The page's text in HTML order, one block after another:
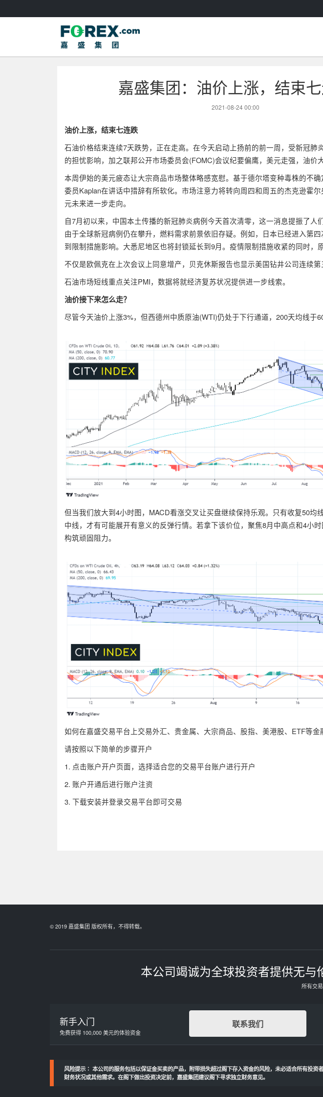
嘉盛集团：油价上涨，结束
2021-08-24 00:00
油价上涨，结束七连跌
石油价格结束连续7天跌势，正在走高。在今天启动上扬前的前一周，受新冠肺
的担忧影响，加之联邦公开市场委员会(FOMC)会议纪要偏鹰，美元走强，油价大
本周伊始的美元疲态让大宗商品市场整体略感宽慰。基于德尔塔变种毒株的不
委员Kaplan在讲话中措辞有所软化。市场注意力将转向周四和周五的杰克逊霍
元未来进一步走向。
自7月初以来，中国本土传播的新冠肺炎病例今天首次清零，这一消息提振了人
由于全球新冠病例仍在攀升，燃料需求前景依旧存疑。例如，日本已经进入第
到限制措施影响。大悉尼地区也将封锁延长到9月。疫情限制措施收紧的同时，
不仅是欧佩克在上次会议上同意增产，贝克休斯报告也显示美国钻井公司连续第
石油市场短线重点关注PMI，数据将就经济复苏状况提供进一步线索。
油价接下来怎么走？
尽管今天油价上涨3%，但西德州中质原油(WTI)仍处于下行通道，200天均线于
但当我们放大到4小时图，MACD看涨交叉让买盘继续保持乐观。只有收复50均
中线，才有可能展开有意义的反弹行情。若拿下该价位，聚焦8月中高点和4小
构筑顽固阻力。
如何在嘉盛交易平台上交易外汇、贵金属、大宗商品、股指、美港股、ETF等金
请按照以下简单的步骤开户
1. 点击账户开户页面，选择适合您的交易平台账户进行开户
2. 账户开通后进行账户注资
3. 下载安装并登录交易平台即可交易
© 2019 嘉盛集团 版权所有，不得转载。
本公司竭诚为全球投资者提供无与
所有交
新手入门
免费获得 100,000 美元的体验资金
联系我们
风险提示∶ 本公司的服务包括以保证金买卖的产品，附带损失超过阁下存入资金的风险，未必适合所有投资
财务状况或其他需求。在阁下做出投资决定前，嘉盛集团建议阁下寻求独立财务意见。